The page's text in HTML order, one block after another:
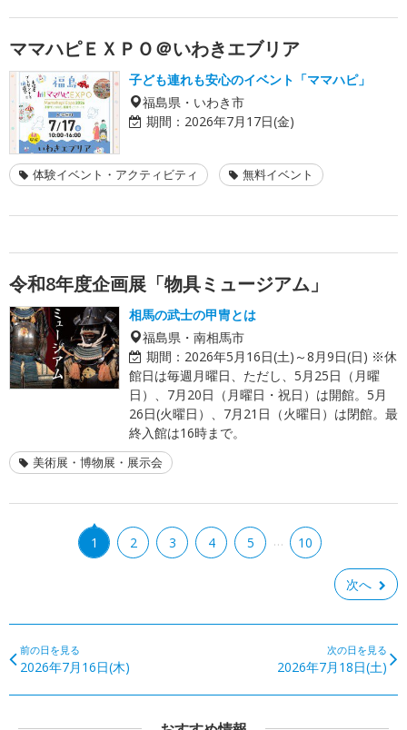
ママハピＥＸＰＯ＠いわきエブリア
子ども連れも安心のイベント「ママハピ」
福島県・いわき市
期間： 2026年7月17日(金)
体験イベント・アクティビティ 無料イベント
令和8年度企画展「物具ミュージアム」
相馬の武士の甲冑とは
福島県・南相馬市
期間： 2026年5月16日(土)～8月9日(日) ※休
館日は毎週月曜日、ただし、5月25日（月曜
日）、7月20日（月曜日・祝日）は開館。5月
26日(火曜日）、7月21日（火曜日）は閉館。最
終入館は16時まで。
美術展・博物展・展示会
1 2 3 4 5 … 10
次へ
前の日を見る
2026年7月16日(木)
次の日を見る
2026年7月18日(土)